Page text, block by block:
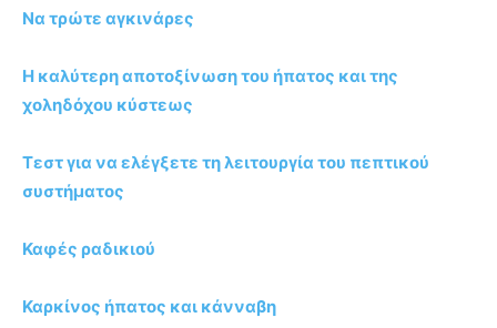
Να τρώτε αγκινάρες
Η καλύτερη αποτοξίνωση του ήπατος και της
χοληδόχου κύστεως
Τεστ για να ελέγξετε τη λειτουργία του πεπτικού
συστήματος
Καφές ραδικιού
Καρκίνος ήπατος και κάνναβη